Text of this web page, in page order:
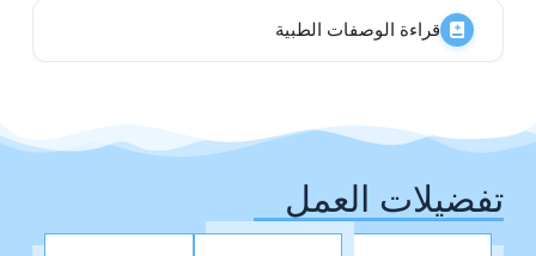
قراءة الوصفات الطبية
تفضيلات العمل